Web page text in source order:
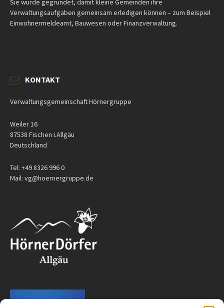
Sie wurde gegründet, damit kleine Gemeinden ihre
Verwaltungsaufgaben gemeinsam erledigen können – zum Beispiel
Einwohnermeldeamt, Bauwesen oder Finanzverwaltung.
KONTAKT
Verwaltungsgemeinschaft Hörnergruppe
Weiler 16
87538 Fischen i.Allgäu
Deutschland
Tel: +49 8326 996 0
Mail: vg@hoernergruppe.de